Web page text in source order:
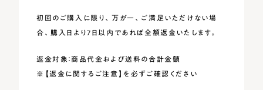
初回のご購入に限り、万が一、ご満足いただけない場
合、購入日より7日以内であれば全額返金いたします。
返金対象：商品代金および送料の合計金額
※【返金に関するご注意】を必ずご確認ください